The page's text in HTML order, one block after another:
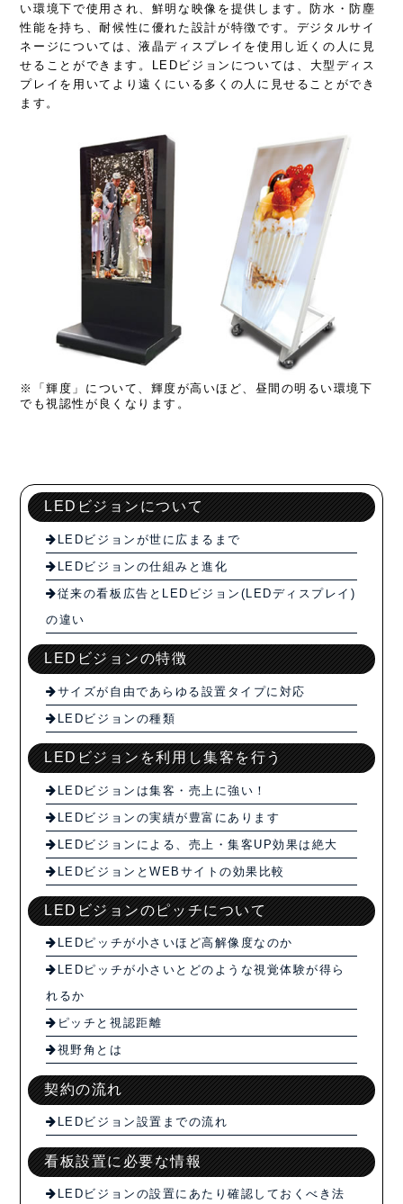
い環境下で使用され、鮮明な映像を提供します。防水・防塵
性能を持ち、耐候性に優れた設計が特徴です。デジタルサイ
ネージについては、液晶ディスプレイを使用し近くの人に見
せることができます。LEDビジョンについては、大型ディス
プレイを用いてより遠くにいる多くの人に見せることができ
ます。
※「輝度」について、輝度が高いほど、昼間の明るい環境下
でも視認性が良くなります。
LEDビジョンについて
LEDビジョンが世に広まるまで
LEDビジョンの仕組みと進化
従来の看板広告とLEDビジョン(LEDディスプレイ)
の違い
LEDビジョンの特徴
サイズが自由であらゆる設置タイプに対応
LEDビジョンの種類
LEDビジョンを利用し集客を行う
LEDビジョンは集客・売上に強い！
LEDビジョンの実績が豊富にあります
LEDビジョンによる、売上・集客UP効果は絶大
LEDビジョンとWEBサイトの効果比較
LEDビジョンのピッチについて
LEDピッチが小さいほど高解像度なのか
LEDピッチが小さいとどのような視覚体験が得ら
れるか
ピッチと視認距離
視野角とは
契約の流れ
LEDビジョン設置までの流れ
看板設置に必要な情報
LEDビジョンの設置にあたり確認しておくべき法